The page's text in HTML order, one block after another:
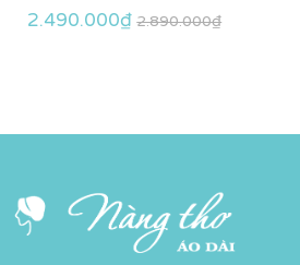
2.490.000₫ 2.890.000₫